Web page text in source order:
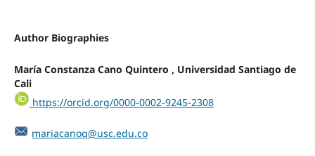
Author Biographies
María Constanza Cano Quintero , Universidad Santiago de
Cali
https://orcid.org/0000-0002-9245-2308
mariacanoq@usc.edu.co